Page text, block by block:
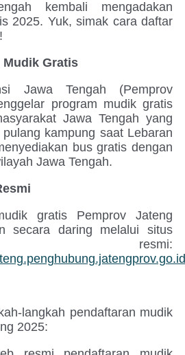
kembali mengadakan
2025. Yuk, simak cara daftar
Gratis
Jawa Tengah (Pemprov
program mudik gratis
Jawa Tengah yang
kampung saat Lebaran
bus gratis dengan
Jawa Tengah.
gratis Pemprov Jateng
secara daring melalui situs
resmi:
langkah pendaftaran mudik
2025: